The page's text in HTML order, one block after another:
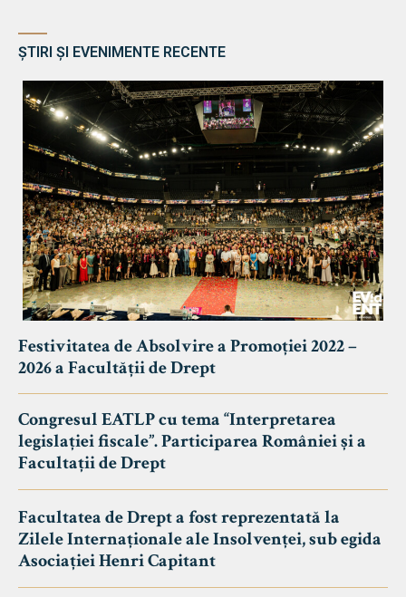
ȘTIRI ȘI EVENIMENTE RECENTE
Festivitatea de Absolvire a Promoției 2022 –
2026 a Facultății de Drept
Congresul EATLP cu tema “Interpretarea
legislației fiscale”. Participarea României și a
Facultații de Drept
Facultatea de Drept a fost reprezentată la
Zilele Internaționale ale Insolvenței, sub egida
Asociației Henri Capitant